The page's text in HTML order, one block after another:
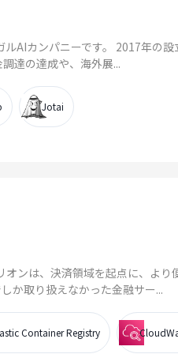
AIカンパニーです。 2017年の
達の達成や、海外展...
Jotai
ンは、決済領域を起点に、より
か取り扱えなかった金融サー...
Container Registry